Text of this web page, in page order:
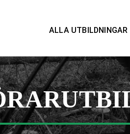
ALLA UTBILDNINGAR